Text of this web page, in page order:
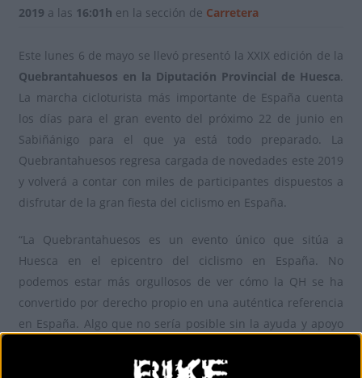
2019 a las 16:01h en la sección de Carretera
Este lunes 6 de mayo se llevó presentó la XXIX edición de la
Quebrantahuesos en la Diputación Provincial de Huesca.
La marcha cicloturista más importante de España cuenta
los días para el gran evento del próximo 22 de junio en
Sabiñánigo para el que ya está todo preparado. La
Quebrantahuesos regresa cargada de novedades este 2019
y volverá a contar con miles de participantes dispuestos a
disfrutar de la gran fiesta del ciclismo en España.
“La Quebrantahuesos es un evento único que sitúa a
Huesca en el epicentro del ciclismo en España. No
podemos estar más orgullosos de ver cómo la QH se ha
convertido por derecho propio en una auténtica referencia
en España. Algo que no sería posible sin la ayuda y apoyo
contribuyen a que la QH sea una realidad”, aseguró el